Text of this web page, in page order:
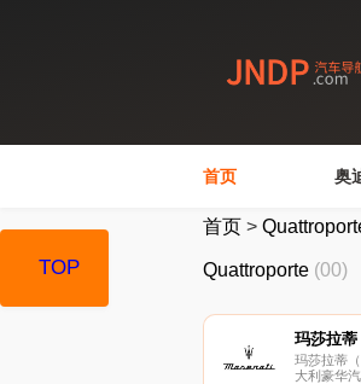
首页 奥
首页 >
TOP Quattroporte (00)
玛莎拉蒂
玛莎拉蒂
大利豪华